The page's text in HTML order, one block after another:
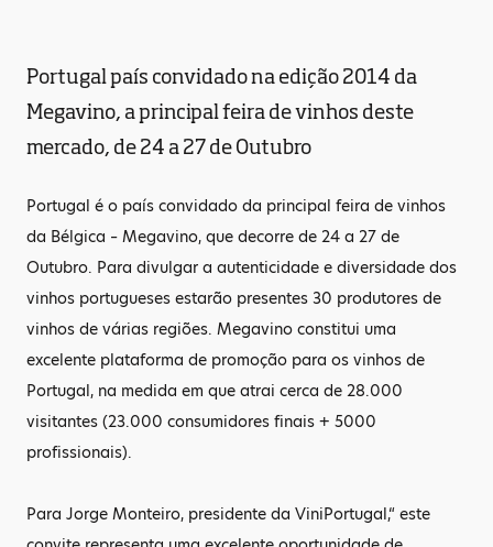
Portugal país convidado na edição 2014 da
Megavino, a principal feira de vinhos deste
mercado, de 24 a 27 de Outubro
Portugal é o país convidado da principal feira de vinhos
da Bélgica – Megavino, que decorre de 24 a 27 de
Outubro. Para divulgar a autenticidade e diversidade dos
vinhos portugueses estarão presentes 30 produtores de
vinhos de várias regiões. Megavino constitui uma
excelente plataforma de promoção para os vinhos de
Portugal, na medida em que atrai cerca de 28.000
visitantes (23.000 consumidores finais + 5000
profissionais).
Para Jorge Monteiro, presidente da ViniPortugal,“ este